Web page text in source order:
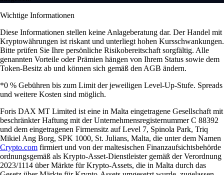
Wichtige Informationen
Diese Informationen stellen keine Anlageberatung dar. Der Handel mit
Kryptowährungen ist riskant und unterliegt hohen Kursschwankungen.
Bitte prüfen Sie Ihre persönliche Risikobereitschaft sorgfältig. Alle
genannten Vorteile oder Prämien hängen von Ihrem Status sowie dem
Token-Besitz ab und können sich gemäß den AGB ändern.
*0 % Gebühren bis zum Limit der jeweiligen Level-Up-Stufe. Spreads
und weitere Kosten sind möglich.
Foris DAX MT Limited ist eine in Malta eingetragene Gesellschaft mit
beschränkter Haftung mit der Unternehmensregisternummer C 88392
und dem eingetragenen Firmensitz auf Level 7, Spinola Park, Triq
Mikiel Ang Borg, SPK 1000, St. Julians, Malta, die unter dem Namen
Crypto.com firmiert und von der maltesischen Finanzaufsichtsbehörde
ordnungsgemäß als Krypto-Asset-Dienstleister gemäß der Verordnung
2023/1114 über Märkte für Krypto-Assets, die in Malta durch das